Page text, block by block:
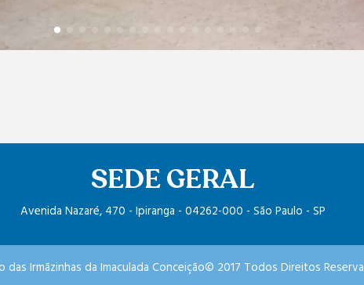
SEDE GERAL
Avenida Nazaré, 470 - Ipiranga - 04262-000 - São Paulo - SP
das Irmãzinhas da Imaculada Conceição© 2017 Todos Direitos